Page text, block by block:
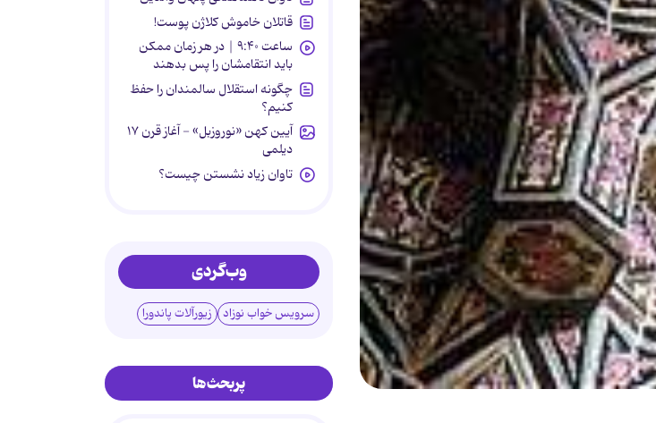
قاتلان خاموش کلاژن پوست!
ساعت ۹:۴۰ | در هر زمان ممکن
باید انتقامشان را پس بدهند
چگونه استقلال سالمندان را حفظ
کنیم؟
آیین کهن «نوروزبل» - آغاز قرن ۱۷
دیلمی
تاوان زیاد نشستن چیست؟
وب‌گردی
سرویس خواب نوزاد زیورآلات پاندورا
پربحث‌ها